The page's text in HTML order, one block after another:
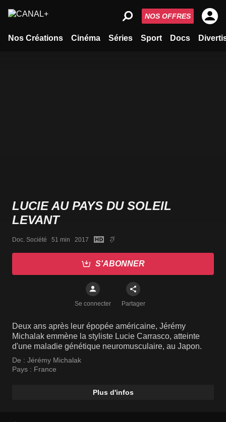
Nos Créations Cinéma Séries Sport Docs
NOS OFFRES
LUCIE AU PAYS DU SOLEIL
LEVANT
Doc. Société   51 min   2017
S'ABONNER
Se connecter Partager
Deux ans après leur épopée américaine, Jérémy
Michalak emmène la styliste Lucie Carrasco, atteinte
d'une maladie génétique neuromusculaire, au Japon.
De : Jérémy Michalak
Pays : France
Plus d'infos